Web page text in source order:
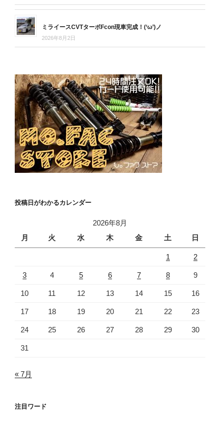
ミライースCVTターボFcon現車完成！(‘ω’)ノ
2026年8月2日
投稿日がわかるカレンダー
2026年8月
月
火 水 木 金 土 日
1 2
3 4 5 6 7 8 9
10 11 12 13 14 15 16
17 18 19 20 21 22 23
24 25 26 27 28 29 30
31
« 7月
注目ワード